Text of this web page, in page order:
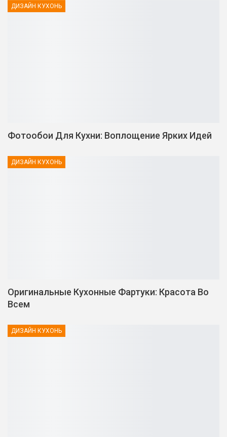
ДИЗАЙН КУХОНЬ
Фотообои Для Кухни: Воплощение Ярких Идей
ДИЗАЙН КУХОНЬ
Оригинальные Кухонные Фартуки: Красота Во
Всем
ДИЗАЙН КУХОНЬ